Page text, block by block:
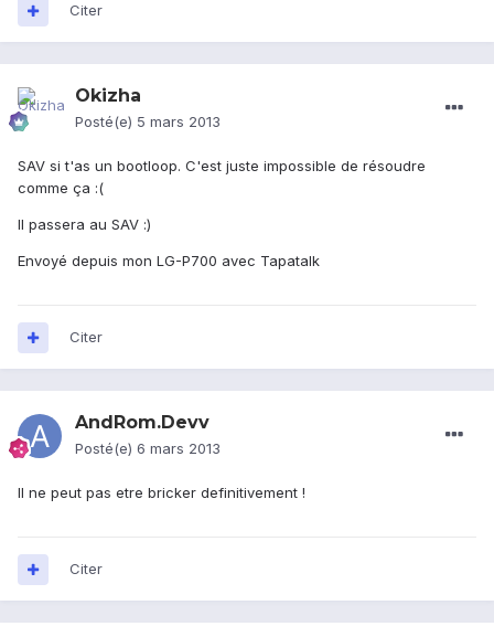
Citer
Okizha
Posté(e) 5 mars 2013
SAV si t'as un bootloop. C'est juste impossible de résoudre
comme ça :(
Il passera au SAV :)
Envoyé depuis mon LG-P700 avec Tapatalk
Citer
AndRom.Devv
Posté(e) 6 mars 2013
Il ne peut pas etre bricker definitivement !
Citer